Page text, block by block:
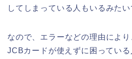
してしまっている人もいるみたい
なので、エラーなどの理由によ
JCBカードが使えずに困ってい